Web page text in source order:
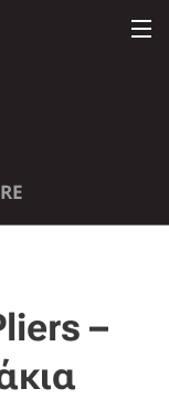
–